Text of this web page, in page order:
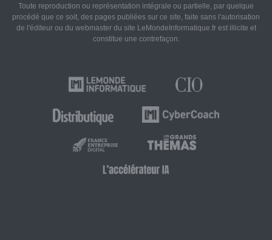
Toute reproduction ou représentation intégrale ou partielle, par quelque
procédé que ce soit, des pages publiées sur ce site, faite sans l'autorisation
de l'éditeur ou du webmaster du site LeMondeInformatique.fr est illicite et
constitue une contrefaçon.